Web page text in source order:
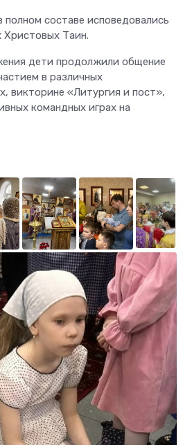
полном составе исповедовались
Христовых Таин.
дети продолжили общение
в различных
викторине «Литургия и пост»,
командных играх на